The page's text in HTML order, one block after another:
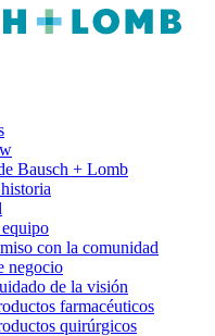
Bausch + Lomb
con la comunidad
negocio
de la visión
farmacéuticos
quirúrgicos